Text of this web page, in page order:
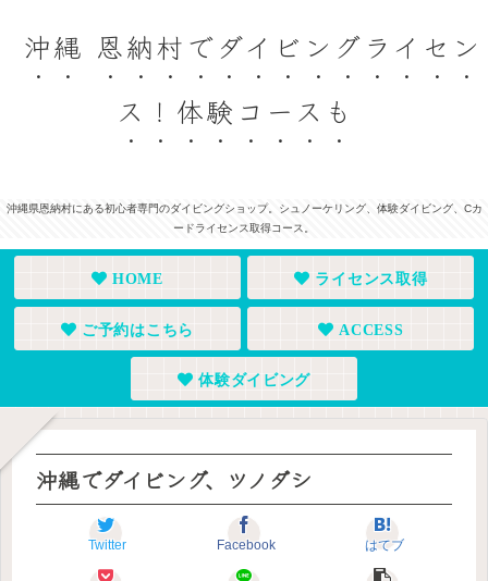
沖縄 恩納村でダイビングライセン
ス！体験コースも
沖縄県恩納村にある初心者専門のダイビングショップ。シュノーケリング、体験ダイビング、Cカ
ードライセンス取得コース。
HOME ライセンス取得
ご予約はこちら ACCESS
体験ダイビング
沖縄でダイビング、ツノダシ
Twitter Facebook はてブ